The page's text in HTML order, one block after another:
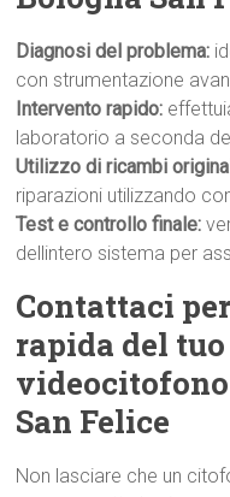
Diagnosi del problema:
con strumentazione
Intervento rapido:
laboratorio a seconda
Utilizzo di ricambi
riparazioni utilizzando
Test e controllo finale:
dellintero sistema per
Contattaci
rapida del
San Felice
Non lasciare che un